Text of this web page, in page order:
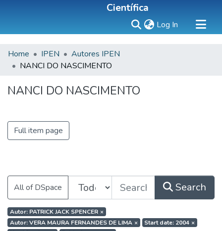
Científica
Log In (current)
Sobre
All of DSpace
Home IPEN
Autores IPEN
NANCI DO NASCIMENTO
NANCI DO NASCIMENTO
Full item page
All of DSpace Search
Autor: PATRICK JACK SPENCER ×
Autor: VERA MAURA FERNANDES DE LIMA × Start date: 2004 ×